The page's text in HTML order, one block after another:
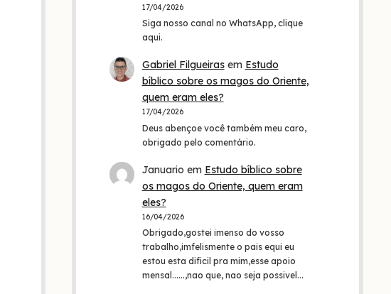
17/04/2026
Siga nosso canal no WhatsApp, clique
aqui.
Gabriel Filgueirasem Estudo
bíblico sobre os magos do Oriente,
quem eram eles?
17/04/2026
Deus abençoe você também meu caro,
obrigado pelo comentário.
Januario em Estudo bíblico sobre
os magos do Oriente, quem eram
eles?
16/04/2026
Obrigado,gostei imenso do vosso
trabalho,imfelismente o pais equi eu
estou esta dificil pra mim,esse apoio
mensal......,nao que, nao seja possivel…